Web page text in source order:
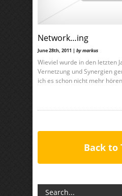
Network…ing
June 28th, 2011 | by markus
Wieviel wurde in den letzten
Vernetzung und Synergien
ich es schon nicht mehr
Back to